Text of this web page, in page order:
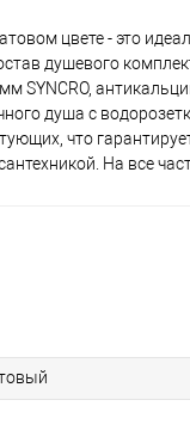
цвете - это
душевого
SYNCRO,
душа с
что
На все